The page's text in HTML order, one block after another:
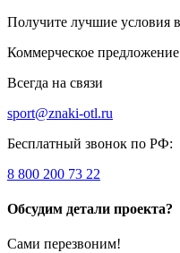
Получите лучшие условия
Коммерческое предложение
Всегда на связи
sport@znaki-otl.ru
Бесплатный звонок по РФ:
8 800 200 73 22
Обсудим детали проекта?
Сами перезвоним!